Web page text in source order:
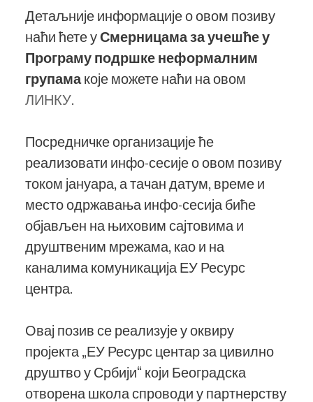
Детаљније информације о овом позиву
наћи ћете уСмерницама за учешће у
Програму подршке неформалним
групамакоје можете наћи на овом
ЛИНКУ.
Посредничке организације ће
реализовати инфо-сесије о овом позиву
током јануара, а тачан датум, време и
место одржавања инфо-сесија биће
објављен на њиховим сајтовима и
друштвеним мрежама, као и на
каналима комуникација ЕУ Ресурс
центра.
Овај позив се реализује у оквиру
пројекта „ЕУ Ресурс центар за цивилно
друштво у Србији“ који Београдска
отворена школа спроводи у партнерству